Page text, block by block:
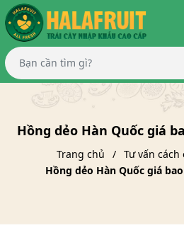
Hồng dẻo Hàn Quốc giá
Trang chủ
Tư vấn
Hồng dẻo Hàn Quốc giá